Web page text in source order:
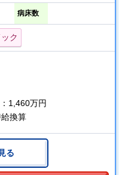
す
学童保育もあり子育て中
しい週4日OK
病床数
ク
1,460万円
換算
る